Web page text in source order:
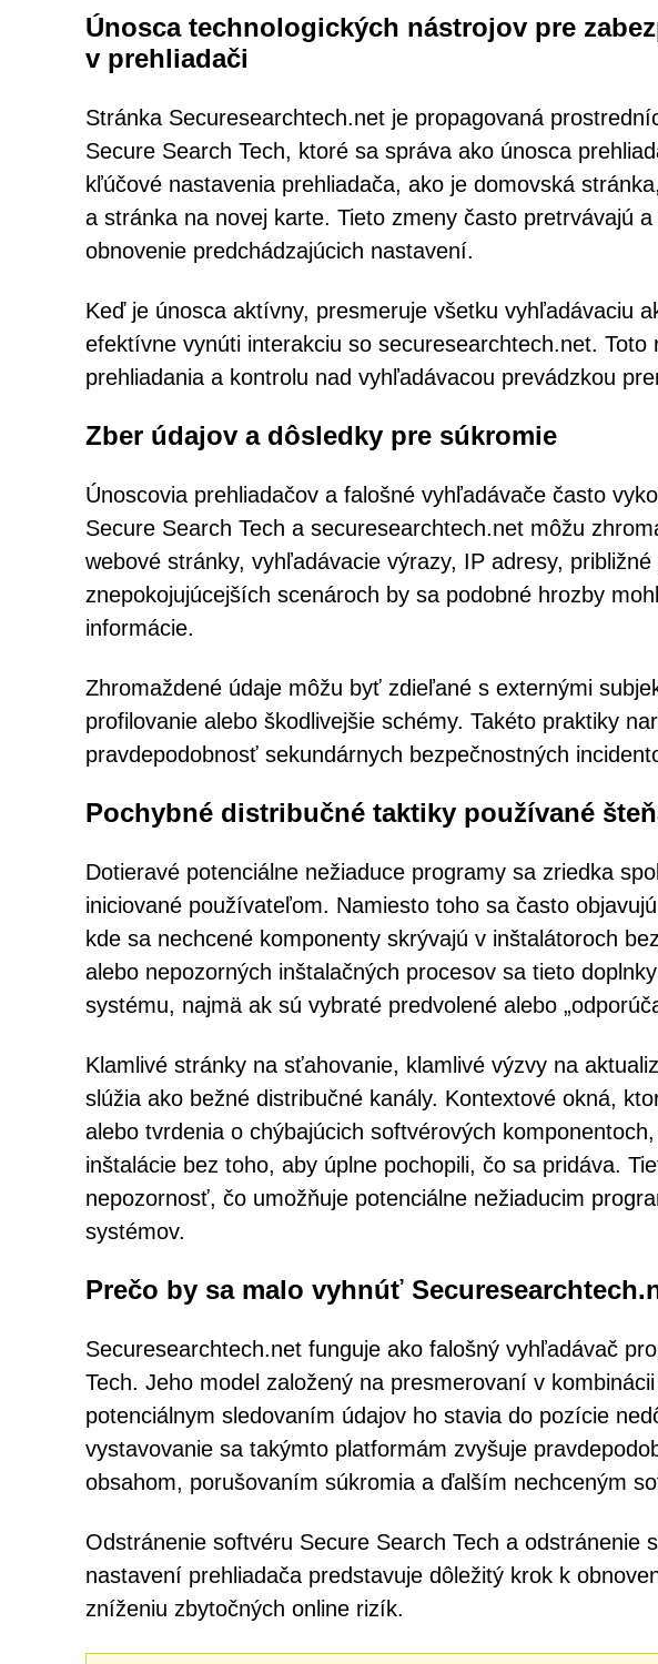
Únosca technologických nástrojov pre
v prehliadači
Stránka Securesearchtech.net je propagovaná
Secure Search Tech, ktoré sa správa ako únosca
kľúčové nastavenia prehliadača, ako je domovská
a stránka na novej karte. Tieto zmeny často pretrvávajú
obnovenie predchádzajúcich nastavení.
Keď je únosca aktívny, presmeruje všetku vyhľadávaciu
efektívne vynúti interakciu so securesearchtech.net.
prehliadania a kontrolu nad vyhľadávacou prevádzkou
Zber údajov a dôsledky pre súkromie
Únoscovia prehliadačov a falošné vyhľadávače často
Secure Search Tech a securesearchtech.net môžu
webové stránky, vyhľadávacie výrazy, IP adresy,
znepokojujúcejších scenároch by sa podobné hrozby
informácie.
Zhromaždené údaje môžu byť zdieľané s externými
profilovanie alebo škodlivejšie schémy. Takéto praktiky
pravdepodobnosť sekundárnych bezpečnostných
Pochybné distribučné taktiky používané
Dotieravé potenciálne nežiaduce programy sa zriedka
iniciované používateľom. Namiesto toho sa často
kde sa nechcené komponenty skrývajú v inštalátoroch
alebo nepozorných inštalačných procesov sa tieto
systému, najmä ak sú vybraté predvolené alebo
Klamlivé stránky na sťahovanie, klamlivé výzvy na
slúžia ako bežné distribučné kanály. Kontextové okná,
alebo tvrdenia o chýbajúcich softvérových
inštalácie bez toho, aby úplne pochopili, čo sa pridáva.
nepozornosť, čo umožňuje potenciálne nežiaducim
systémov.
Prečo by sa malo vyhnúť
Securesearchtech.net funguje ako falošný vyhľadávač
Tech. Jeho model založený na presmerovaní v
potenciálnym sledovaním údajov ho stavia do pozície
vystavovanie sa takýmto platformám zvyšuje
obsahom, porušovaním súkromia a ďalším nechceným
Odstránenie softvéru Secure Search Tech a odstránenie
nastavení prehliadača predstavuje dôležitý krok k
zníženiu zbytočných online rizík.